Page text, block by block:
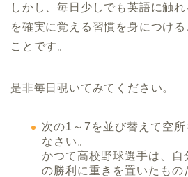
しかし、毎日少しでも英語に触
を確実に覚える習慣を身につけ
ことです。
是非毎日覗いてみてください。
次の1～7を並び替えて空
なさい。
かつて高校野球選手は、自
の勝利に重きを置いたもの